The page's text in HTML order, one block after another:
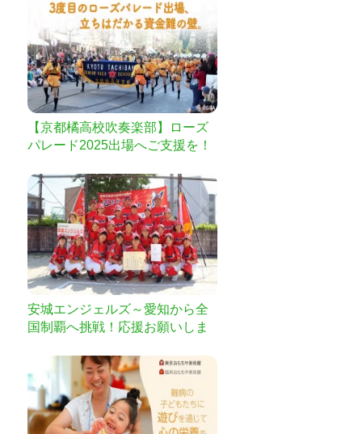
【京都橘高校吹奏楽部】ローズ
パレード2025出場へご支援を！
安城エンジェルズ～愛知から全
国制覇へ挑戦！応援お願いしま